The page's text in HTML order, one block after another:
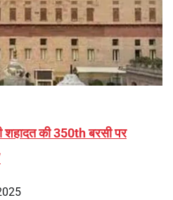
की 350th बरसी पर